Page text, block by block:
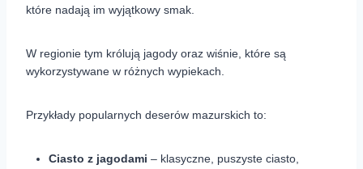
które nadają im wyjątkowy smak.
W regionie tym królują jagody oraz wiśnie, które są
wykorzystywane w różnych wypiekach.
Przykłady popularnych deserów mazurskich to:
Ciasto z jagodami – klasyczne, puszyste ciasto,